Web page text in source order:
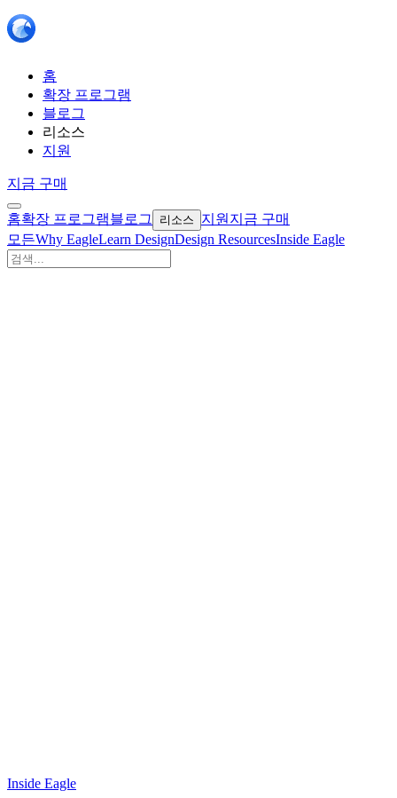
홈
확장 프로그램
블로그
리소스
지원
지금 구매
홈확장 프로그램블로그 리소스 지원 지금 구매
모든Why EagleLearn DesignDesign ResourcesInside Eagle
Inside Eagle